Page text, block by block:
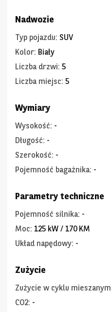
Nadwozie
Typ pojazdu: SUV
Kolor: Biały
Liczba drzwi: 5
Liczba miejsc: 5
Wymiary
Wysokość: -
Długość: -
Szerokość: -
Pojemność bagażnika: -
Parametry techniczne
Pojemność silnika: -
Moc: 125 kW / 170 KM
Układ napędowy: -
Zużycie
Zużycie w cyklu mieszanym
CO2: -